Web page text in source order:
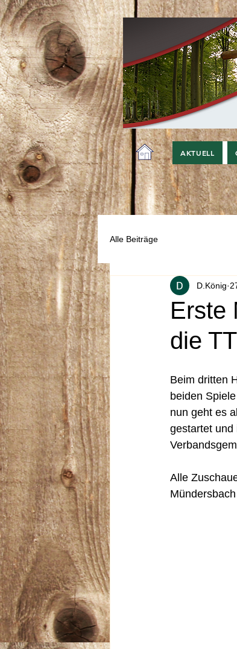
AKTUELL
Alle Beiträge
Erste
die
D.König
Beim dritten
beiden
nun geht es
gestartet und
Alle